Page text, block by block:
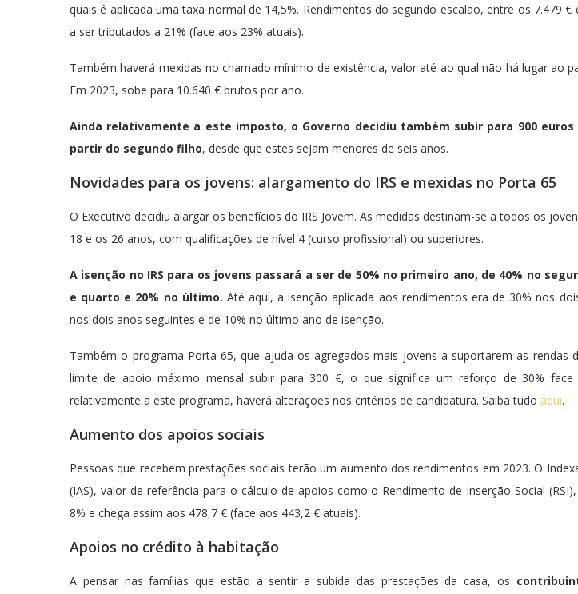
quais é aplicada uma taxa normal de 14,5%. Rendimentos do segundo escalão, entre os 7.479 €
a ser tributados a 21% (face aos 23% atuais).
Também haverá mexidas no chamado mínimo de existência, valor até ao qual não há lugar ao
Em 2023, sobe para 10.640 € brutos por ano.
Ainda relativamente a este imposto, o Governo decidiu também subir para 900 euros
partir do segundo filho, desde que estes sejam menores de seis anos.
Novidades para os jovens: alargamento do IRS e mexidas no Porta 65
O Executivo decidiu alargar os benefícios do IRS Jovem. As medidas destinam-se a todos os
18 e os 26 anos, com qualificações de nível 4 (curso profissional) ou superiores.
A isenção no IRS para os jovens passará a ser de 50% no primeiro ano, de 40% no
e quarto e 20% no último. Até aqui, a isenção aplicada aos rendimentos era de 30% nos
nos dois anos seguintes e de 10% no último ano de isenção.
Também o programa Porta 65, que ajuda os agregados mais jovens a suportarem as rendas
limite de apoio máximo mensal subir para 300 €, o que significa um reforço de 30% face
relativamente a este programa, haverá alterações nos critérios de candidatura. Saiba tudo aqui.
Aumento dos apoios sociais
Pessoas que recebem prestações sociais terão um aumento dos rendimentos em 2023. O
(IAS), valor de referência para o cálculo de apoios como o Rendimento de Inserção Social
8% e chega assim aos 478,7 € (face aos 443,2 € atuais).
Apoios no crédito à habitação
A pensar nas famílias que estão a sentir a subida das prestações da casa, os